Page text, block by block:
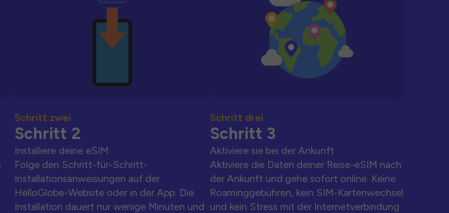
Schritt zwei
Schritt 2
Installiere deine eSIM
Folge den Schritt-für-Schritt-
Installationsanweisungen auf der
HelloGlobe-Website oder in der App. Die
Installation dauert nur wenige Minuten und
Schritt drei
Schritt 3
Aktiviere sie bei der Ankunft
Aktiviere die Daten deiner Reise-eSIM nach
der Ankunft und gehe sofort online. Keine
Roaminggebühren, kein SIM-Kartenwechsel
und kein Stress mit der Internetverbindung